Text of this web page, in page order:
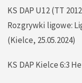
KS DAP U12 (TT
Rozgrywki ligowe:
(Kielce, 25.05.2024)
KS DAP Kielce 6:3